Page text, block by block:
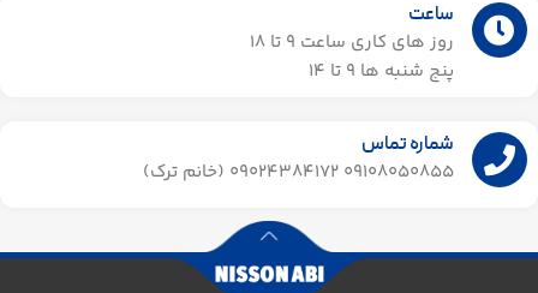
ساعت
روز های کاری ساعت ۹ تا 18
پنج شنبه ها 9 تا 14​
شماره تماس
09108050855 09024384172 (خانم ترک)